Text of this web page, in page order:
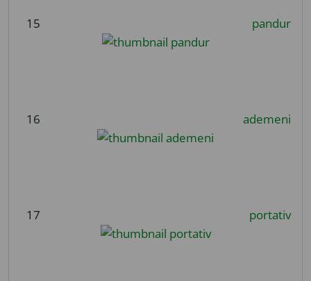
15 pandur
16 ademeni
17 portativ